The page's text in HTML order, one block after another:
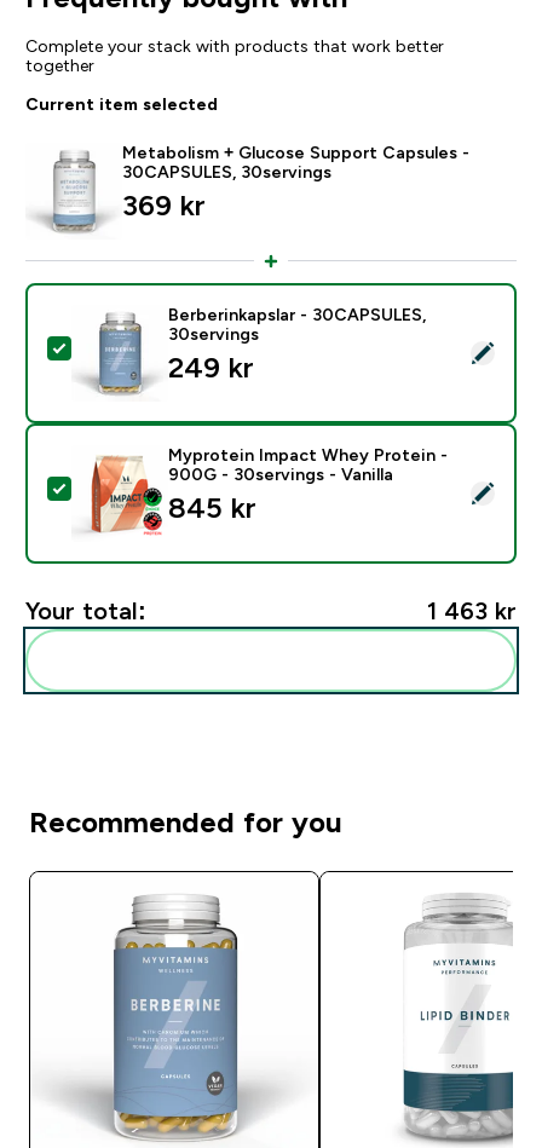
Complete your stack with products that work better
together
Current item selected
Metabolism + Glucose Support Capsules -
30CAPSULES, 30servings
369 kr‎
Select this product - Berberinkapslar - 30CAPSULES,
Berberinkapslar - 30CAPSULES,
30servings
249 kr‎
Select this product - Myprotein Impact Whey
Myprotein Impact Whey Protein -
900G - 30servings - Vanilla
845 kr‎
Your total: 1 463 kr‎
Recommended for you